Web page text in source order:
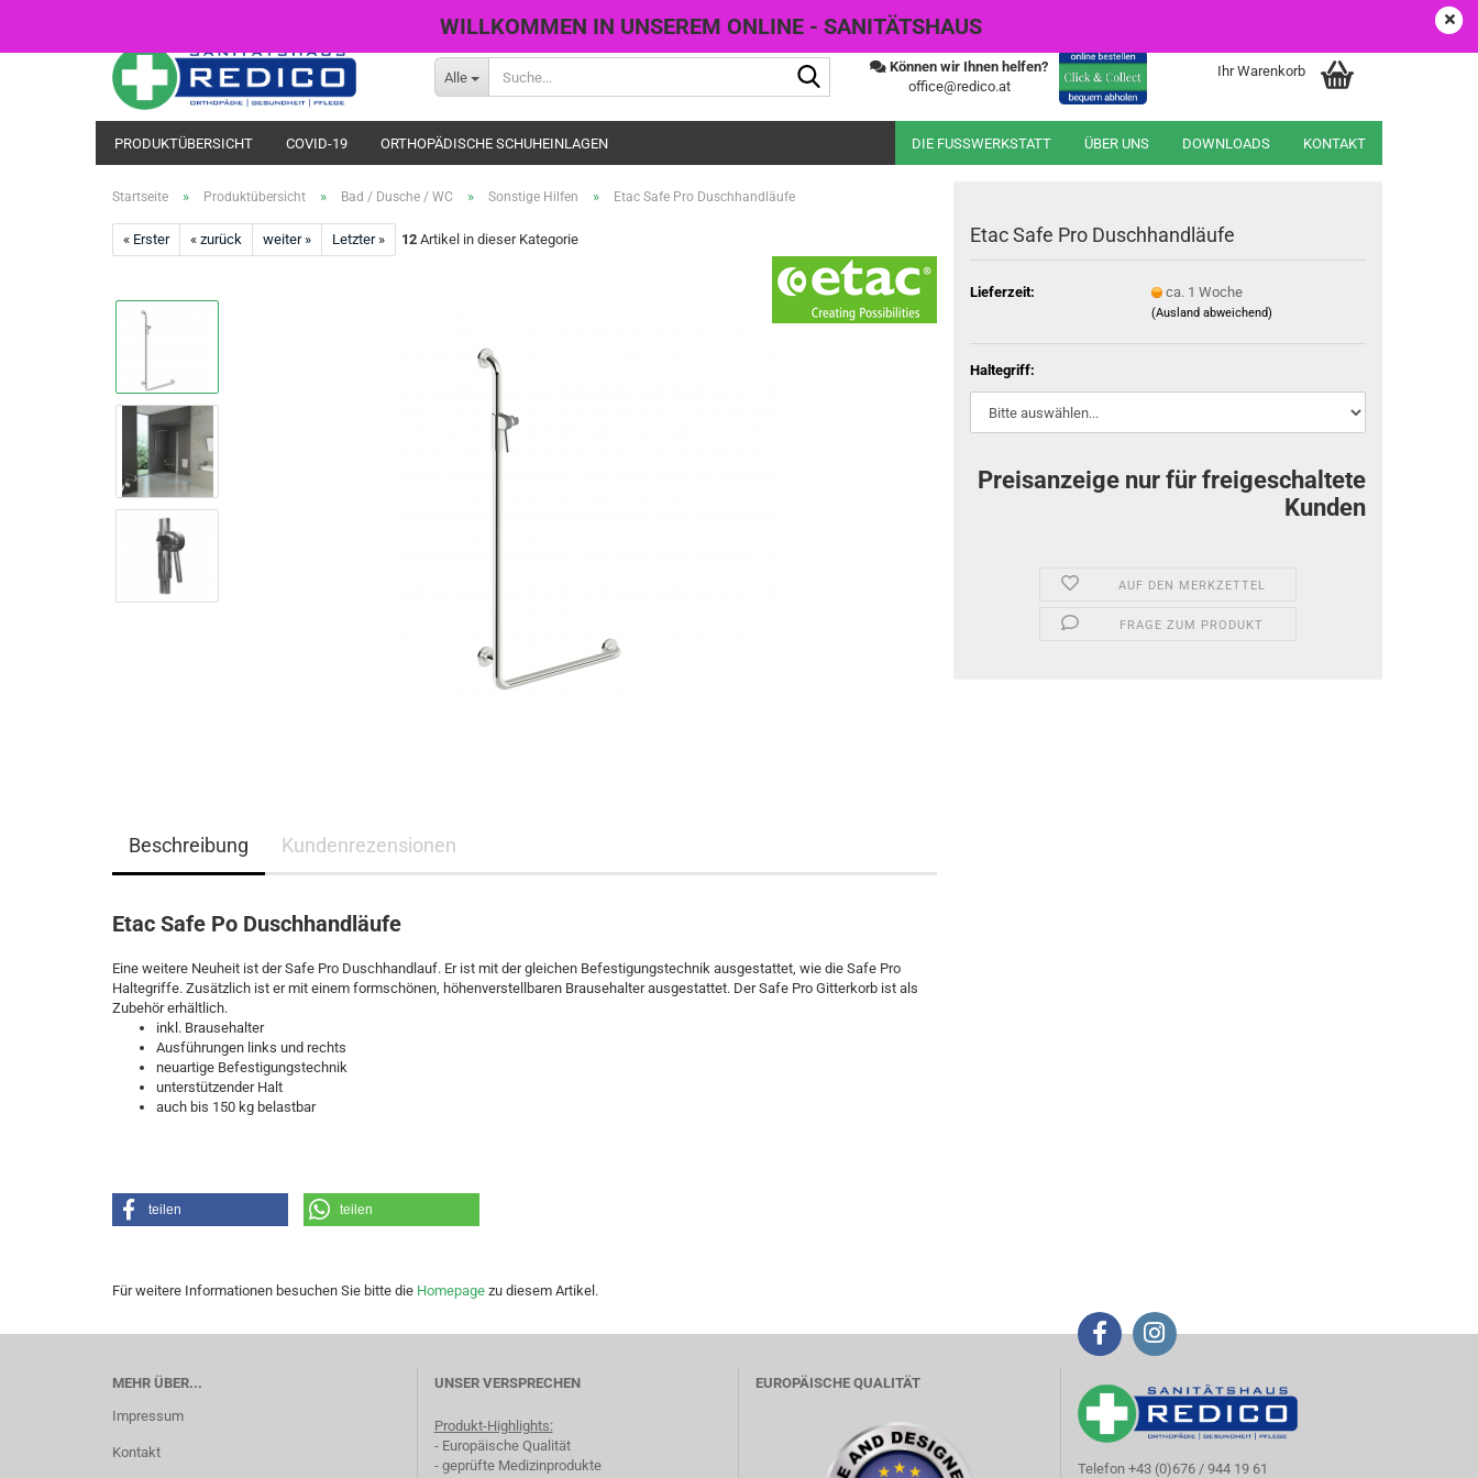
Alle
Suche...
Können wir Ihnen helfen?
office@redico.at
Ihr Warenkorb
WILLKOMMEN IN UNSEREM ONLINE - SANITÄTSHAUS
PRODUKTÜBERSICHT COVID-19 ORTHOPÄDISCHE SCHUHEINLAGEN DIE FUSSWERKSTATT ÜBER UNS DOWNLOADS KONTAKT
Startseite » Produktübersicht » Bad / Dusche / WC » Sonstige Hilfen » Etac Safe Pro Duschhandläufe
« Erster « zurück weiter » Letzter » 12 Artikel in dieser Kategorie Etac Safe Pro Duschhandläufe
Lieferzeit: ca. 1 Woche
(Ausland abweichend)
Haltegriff:
Preisanzeige nur für freigeschaltete
Kunden
AUF DEN MERKZETTEL
FRAGE ZUM PRODUKT
Beschreibung Kundenrezensionen
Etac Safe Po Duschhandläufe
Eine weitere Neuheit ist der Safe Pro Duschhandlauf. Er ist mit der gleichen Befestigungstechnik ausgestattet, wie die Safe Pro
Haltegriffe. Zusätzlich ist er mit einem formschönen, höhenverstellbaren Brausehalter ausgestattet. Der Safe Pro Gitterkorb ist als
Zubehör erhältlich.
inkl. Brausehalter
Ausführungen links und rechts
neuartige Befestigungstechnik
unterstützender Halt
auch bis 150 kg belastbar
teilen teilen
Für weitere Informationen besuchen Sie bitte die Homepage zu diesem Artikel.
MEHR ÜBER...
Impressum
Kontakt
UNSER VERSPRECHEN
Produkt-Highlights:
- Europäische Qualität
- geprüfte Medizinprodukte
EUROPÄISCHE QUALITÄT
Telefon +43 (0)676 / 944 19 61